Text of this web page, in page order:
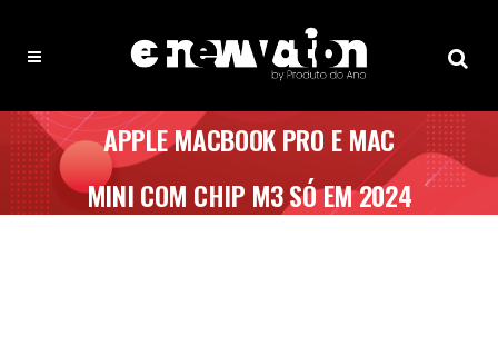
APPLE MACBOOK PRO E MAC
MINI COM CHIP M3 SÓ EM 2024